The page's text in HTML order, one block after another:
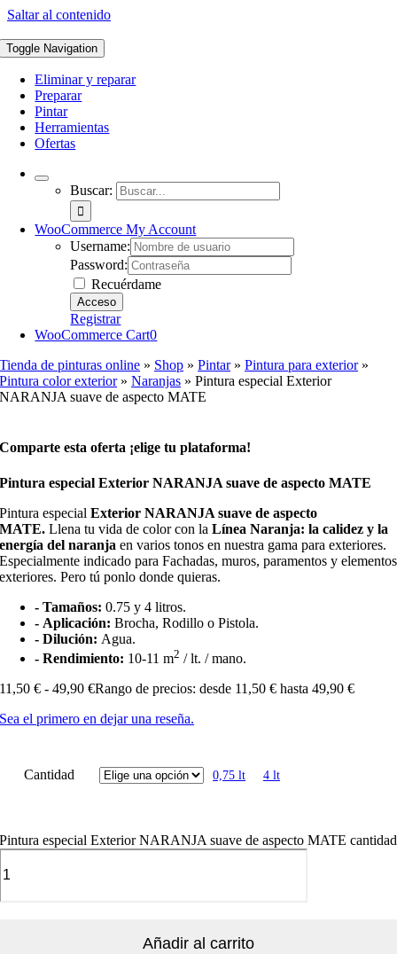
Saltar al contenido
Toggle Navigation
Eliminar y reparar
Preparar
Pintar
Herramientas
Ofertas
Buscar:
WooCommerce My Account
Username:
Password:
Recuérdame
Registrar
WooCommerce Cart0
Tienda de pinturas online » Shop »Pintar»Pintura para exterior»
Pintura color exterior»Naranjas »Pintura especial Exterior
NARANJA suave de aspecto MATE
Comparte esta oferta ¡elige tu plataforma!
Pintura especial Exterior NARANJA suave de aspecto MATE
Pintura especialExterior NARANJA suave de aspecto
MATE. Llena tu vida de color con la Línea Naranja: la calidez y la
energía del naranjaen varios tonos en nuestra gama para exteriores.
Especialmente indicado para Fachadas, muros, paramentos y elementos
exteriores. Pero tú ponlo donde quieras.
- Tamaños: 0.75 y 4 litros.
- Aplicación: Brocha, Rodillo o Pistola.
- Dilución: Agua.
- Rendimiento: 10-11 m2 / lt. / mano.
11,50€ - 49,90€Rango de precios: desde 11,50 € hasta 49,90 €
Sea el primero en dejar una reseña.
Cantidad 0,75 lt 4 lt
Pintura especial Exterior NARANJA suave de aspecto MATE cantidad
Añadir al carrito